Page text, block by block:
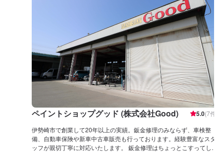
ペイントショップグッド (株式会社Good) 5.0(7件)
伊勢崎市で創業して20年以上の実績。鈑金修理のみならず、車検整
備、自動車保険や新車中古車販売も行っております。経験豊富なスタ
ッフが親切丁寧に対応いたします。 鈑金修理はちょっとこすってしま